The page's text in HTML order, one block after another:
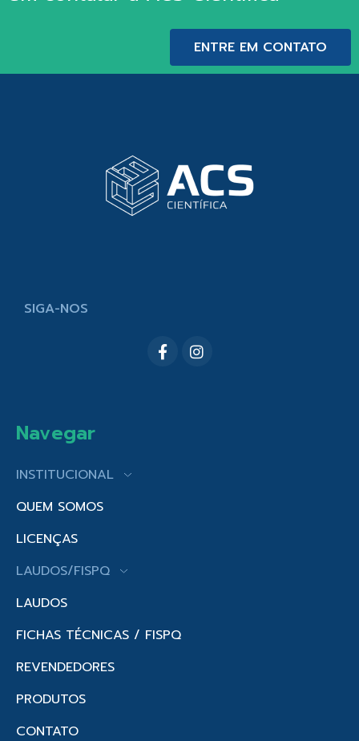
ENTRE EM CONTATO
SIGA-NOS
Navegar
INSTITUCIONAL
QUEM SOMOS
LICENÇAS
LAUDOS/FISPQ
LAUDOS
FICHAS TÉCNICAS / FISPQ
REVENDEDORES
PRODUTOS
CONTATO